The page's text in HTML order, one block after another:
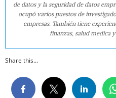
de datos y la seguridad de datos
ocupó varios puestos de
empresas. También tiene
finanzas, salud medica
Share this...